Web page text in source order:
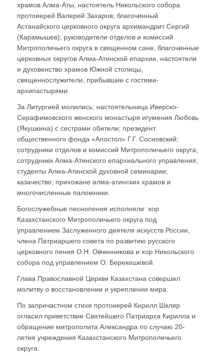
храмов Алма-Аты, настоятель Никольского собора
протоиерей Валерий Захаров; благочинный
Астанайского церковного округа архимандрит Сергий
(Карамышев); руководители отделов и комиссий
Митрополичьего округа в священном сане, благочинные
церковных округов Алма-Атинской епархии, настоятели
и духовенство храмов Южной столицы,
священнослужители, прибывшие с гостями-
архипастырями.
За Литургией молились: настоятельница Иверско-
Серафимовского женского монастыря игумения Любовь
(Якушкина) с сестрами обители; президент
общественного фонда «Апостол» Г.Г. Сосновский;
сотрудники отделов и комиссий Митрополичьего округа;
сотрудники Алма-Атинского епархиального управления;
студенты Алма-Атинской духовной семинарии;
казачество; прихожане алма-атинских храмов и
многочисленные паломники.
Богослужебные песнопения исполняли: хор
Казахстанского Митрополичьего округа под
управлением Заслуженного деятеля искусств России,
члена Патриаршего совета по развитию русского
церковного пения О.Н. Овчинникова и хор Никольского
собора под управлением О. Берекешевой.
Глава Православной Церкви Казахстана совершил
молитву о восстановлении и укреплении мира.
По запричастном стихе протоиерей Кирилл Шкляр
огласил приветствие Святейшего Патриарха Кирилла и
обращение митрополита Александра по случаю 20-
летия учреждения Казахстанского Митрополичьего
округа.